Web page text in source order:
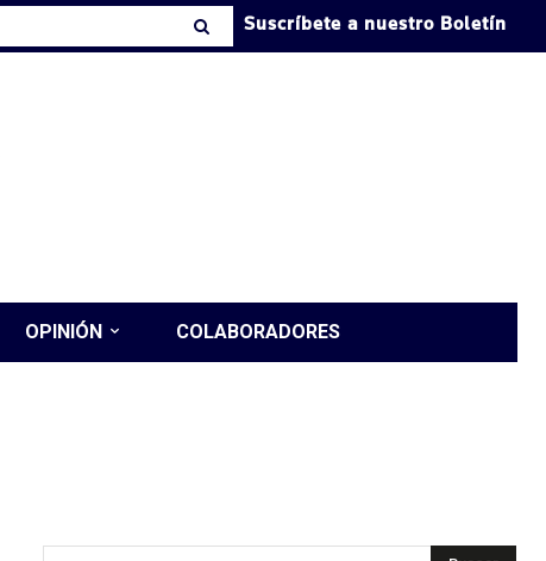
Suscríbete a nuestro Boletín
OPINIÓN COLABORADORES